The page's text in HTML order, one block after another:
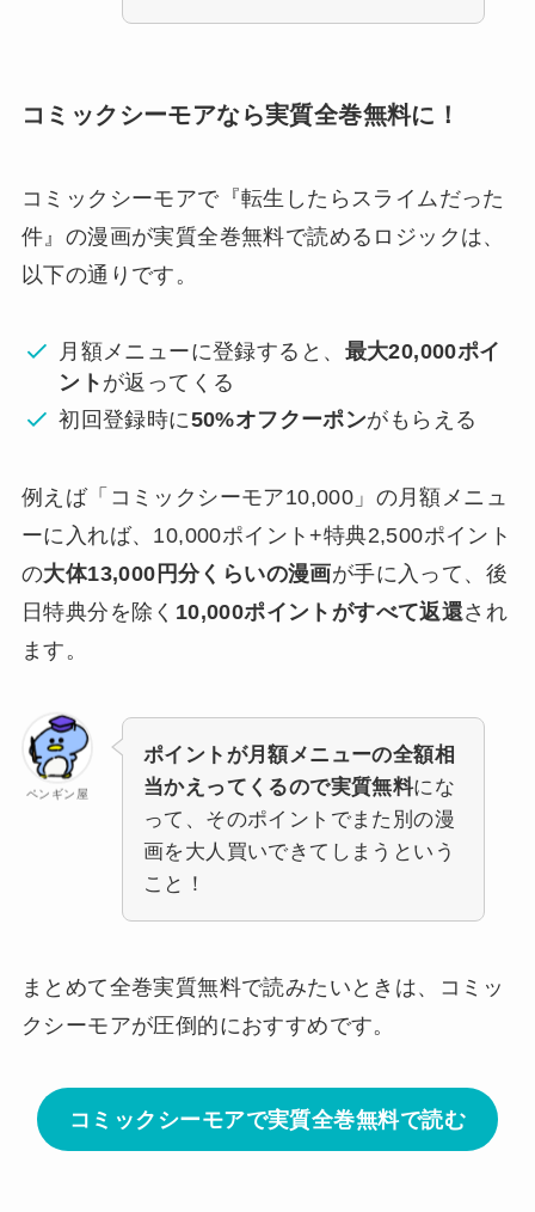
コミックシーモアなら実質全巻無料に！
コミックシーモアで『転生したらスライムだった
件』の漫画が実質全巻無料で読めるロジックは、
以下の通りです。
月額メニューに登録すると、 最大20,000ポイ
ント が返ってくる
初回登録時に50%オフクーポンがもらえる
例えば「コミックシーモア10,000」の月額メニュ
ーに入れば、10,000ポイント+特典2,500ポイント
の大体13,000円分くらいの漫画が手に入って、後
日特典分を除く 10,000ポイントがすべて返還され
ます。
ペンギン屋
ポイントが月額メニューの全額相
当かえってくるので実質無料にな
って、そのポイントでまた別の漫
画を大人買いできてしまうという
こと！
まとめて全巻実質無料で読みたいときは、コミッ
クシーモアが圧倒的におすすめです。
コミックシーモアで実質全巻無料で読む